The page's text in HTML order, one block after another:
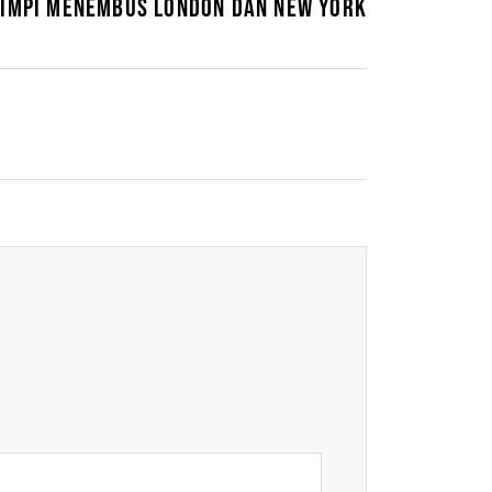
MENEMBUS LONDON DAN NEW YORK